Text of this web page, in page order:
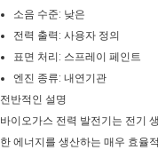
소음 수준: 낮은
전력 출력: 사용자 정의
표면 처리: 스프레이 페인트
엔진 종류: 내연기관
전반적인 설명
바이오가스 전력 발전기는 전기
한 에너지를 생산하는 매우 효율